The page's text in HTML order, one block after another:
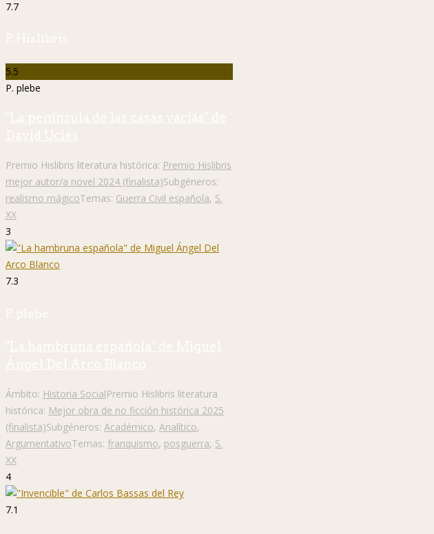
7.7
P. Hislibris
5.5
P. plebe
"La península de las casas vacías" de
David Uclés
Premio Hislibris literatura histórica: Premio Hislibris
mejor autor/a novel 2024 (finalista)Subgéneros:
realismo mágicoTemas: Guerra Civil española, S.
XX
3
7.3
P. plebe
"La hambruna española" de Miguel
Ángel Del Arco Blanco
Ámbito: Historia SocialPremio Hislibris literatura
histórica: Mejor obra de no ficción histórica 2025
(finalista)Subgéneros: Académico, Analítico,
ArgumentativoTemas: franquismo, posguerra, S.
XX
4
7.1